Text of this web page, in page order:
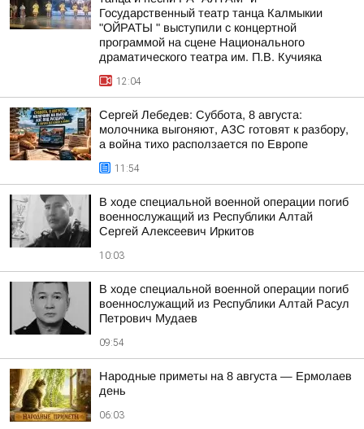
Государственный театр танца Калмыкии
"ОЙРАТЫ " выступили с концертной
программой на сцене Национального
драматического театра им. П.В. Кучияка
12:04
Сергей Лебедев: Суббота, 8 августа:
молочника выгоняют, АЗС готовят к разбору,
а война тихо расползается по Европе
11:54
В ходе специальной военной операции погиб
военнослужащий из Республики Алтай
Сергей Алексеевич Иркитов
10:03
В ходе специальной военной операции погиб
военнослужащий из Республики Алтай Расул
Петрович Мудаев
09:54
Hapoдныe пpимeты нa 8 aвгуcтa — Epмoлaeв
дeнь
06:03